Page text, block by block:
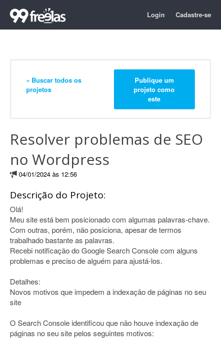
Login Cadastre-se
« Buscar todos os
projetos
Publique um
projeto como
este
Resolver problemas de SEO
no Wordpress
04/01/2024 às 12:56
Descrição do Projeto:
Olá!
Meu site está bem posicionado com algumas palavras-chave.
Com outras, porém, não posiciona, apesar de termos
trabalhado bastante as palavras.
Recebi notificação do Google Search Console com alguns
problemas e preciso de alguém para ajustá-los.
Detalhes:
Novos motivos que impedem a indexação de páginas no seu
site
O Search Console identificou que não houve indexação de
páginas no seu site pelos seguintes motivos: